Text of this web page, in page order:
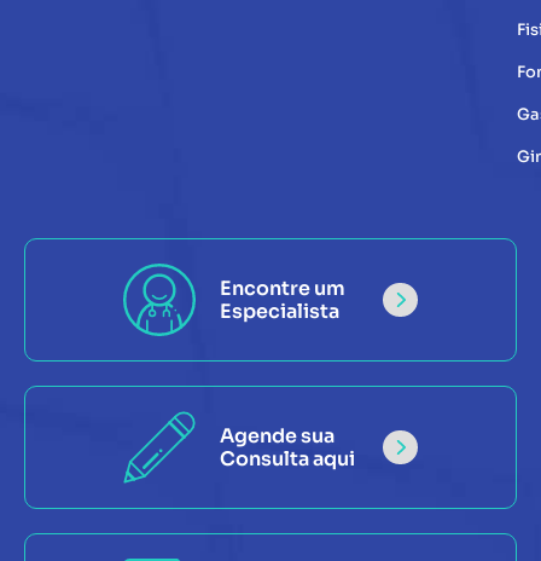
Encontre um
Especialista
Agende sua
Consulta aqui